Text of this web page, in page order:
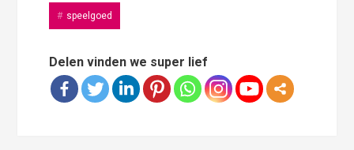
speelgoed
Delen vinden we super lief